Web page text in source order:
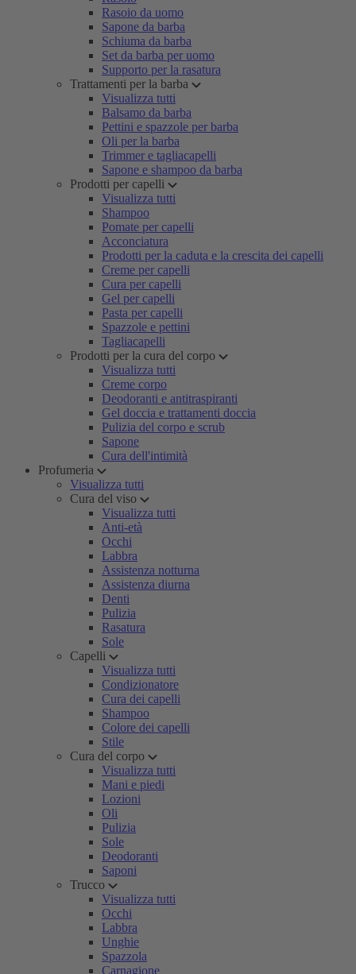
Rasoio da uomo
Sapone da barba
Schiuma da barba
Set da barba per uomo
Supporto per la rasatura
Trattamenti per la barba
Visualizza tutti
Balsamo da barba
Pettini e spazzole per barba
Oli per la barba
Trimmer e tagliacapelli
Sapone e shampoo da barba
Prodotti per capelli
Visualizza tutti
Shampoo
Pomate per capelli
Acconciatura
Prodotti per la caduta e la crescita dei capelli
Creme per capelli
Cura per capelli
Gel per capelli
Pasta per capelli
Spazzole e pettini
Tagliacapelli
Prodotti per la cura del corpo
Visualizza tutti
Creme corpo
Deodoranti e antitraspiranti
Gel doccia e trattamenti doccia
Pulizia del corpo e scrub
Sapone
Cura dell'intimità
Profumeria
Visualizza tutti
Cura del viso
Visualizza tutti
Anti-età
Occhi
Labbra
Assistenza notturna
Assistenza diurna
Denti
Pulizia
Rasatura
Sole
Capelli
Visualizza tutti
Condizionatore
Cura dei capelli
Shampoo
Colore dei capelli
Stile
Cura del corpo
Visualizza tutti
Mani e piedi
Lozioni
Oli
Pulizia
Sole
Deodoranti
Saponi
Trucco
Visualizza tutti
Occhi
Labbra
Unghie
Spazzola
Carnagione